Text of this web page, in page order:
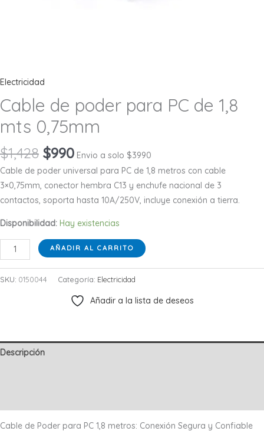
Electricidad
Cable de poder para PC de 1,8
mts 0,75mm
$1,428 El
precio
original
era:
$990El
precio
actual
es:
Envio a solo $3990
Cable de poder universal para PC de 1,8 metros con cable
3×0,75mm, conector hembra C13 y enchufe nacional de 3
contactos, soporta hasta 10A/250V, incluye conexión a tierra.
Disponibilidad: Hay existencias
Cable
de
poder
mts
AÑADIR AL CARRITO
SKU: 0150044 Categoría: Electricidad
Añadir a la lista de deseos
Descripción
Cable de Poder para PC 1,8 metros: Conexión Segura y Confiable